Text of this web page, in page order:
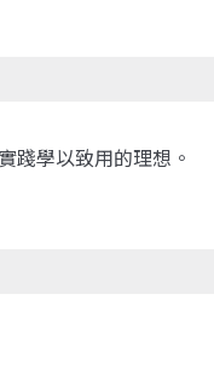
踐學以致用的理想。